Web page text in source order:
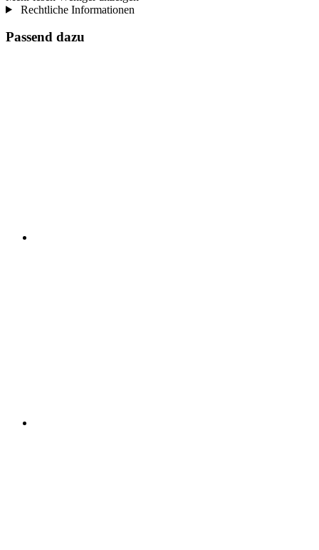
Rechtliche Informationen
Passend dazu